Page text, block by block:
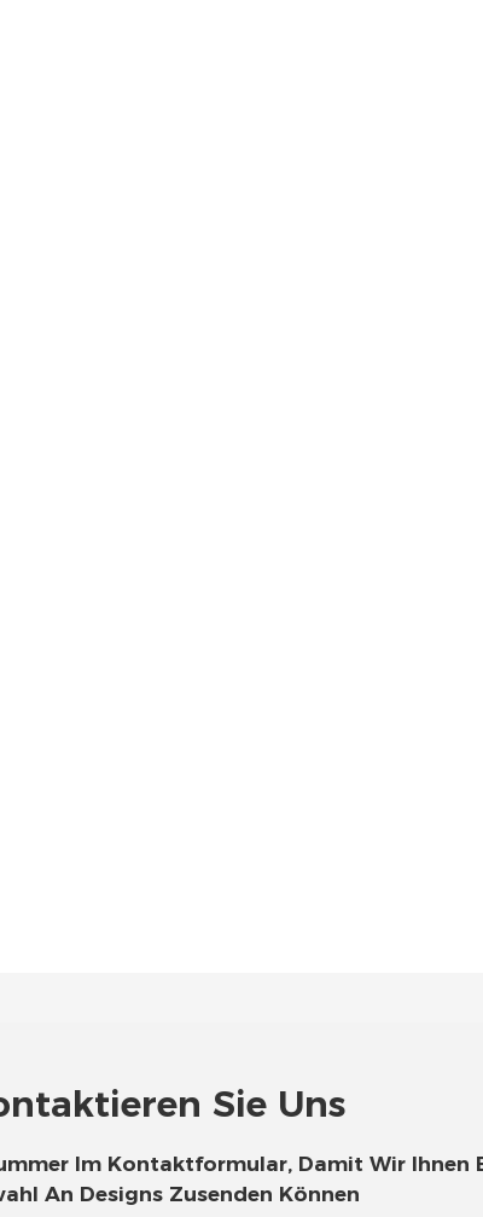
Sie Uns
Im Kontaktformular, Damit Wir Ihnen
An Designs Zusenden Können